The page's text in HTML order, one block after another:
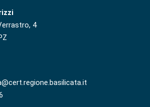
4